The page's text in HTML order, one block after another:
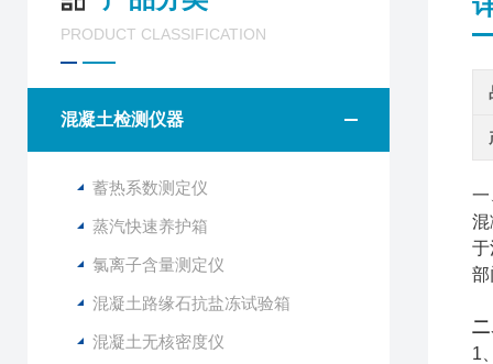
PRODUCT CLASSIFICATION
混凝土检测仪器
蓄热系数测定仪
蒸汽快速养护箱
氯离子含量测定仪
混凝土路缘石抗盐冻试验箱
混凝土无核密度仪
一
混
于
部
二
1